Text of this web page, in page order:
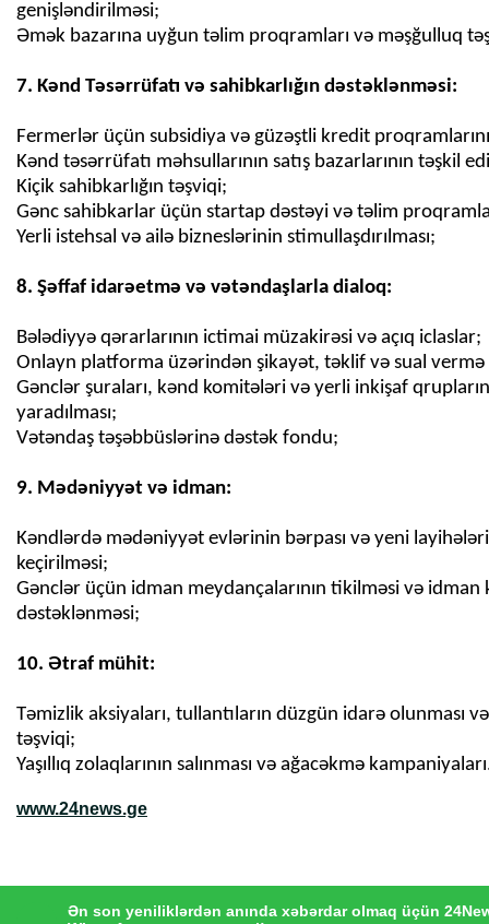
genişləndirilməsi;
Əmək bazarına uyğun təlim proqramları və məşğulluq
Fermerlər üçün subsidiya və güzəştli kredit
Kənd təsərrüfatı məhsullarının satış bazarlarının təşkil
Kiçik sahibkarlığın təşviqi;
Gənc sahibkarlar üçün startap dəstəyi və təlim
Yerli istehsal və ailə bizneslərinin stimullaşdırılması;
Bələdiyyə qərarlarının ictimai müzakirəsi və açıq iclaslar;
Onlayn platforma üzərindən şikayət, təklif və sual vermə
Gənclər şuraları, kənd komitələri və yerli inkişaf
yaradılması;
Vətəndaş təşəbbüslərinə dəstək fondu;
9. Mədəniyyət və idman:
Kəndlərdə mədəniyyət evlərinin bərpası və yeni
keçirilməsi;
Gənclər üçün idman meydançalarının tikilməsi və idman
dəstəklənməsi;
Təmizlik aksiyaları, tullantıların düzgün idarə olunması
təşviqi;
Yaşıllıq zolaqlarının salınması və ağacəkmə
www.24news.ge
Ən son yeniliklərdən anında xəbərdar olmaq üçün